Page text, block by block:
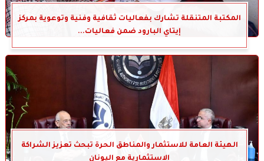
المكتبة المتنقلة تشارك بفعاليات ثقافية وفنية وتوعوية بمركز
إيتاي البارود ضمن فعاليات...
الهيئة العامة للاستثمار والمناطق الحرة تبحث تعزيز الشراكة
الاستثمارية مع اليونان